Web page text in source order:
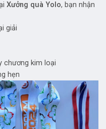
Xưởng quà Yolo, bạn nhận
giải
chương kim loại
hẹn